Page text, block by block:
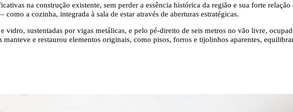
na construção existente, sem perder a essência histórica da região e sua forte
a cozinha, integrada à sala de estar através de aberturas estratégicas.
sustentadas por vigas metálicas, e pelo pé-direito de seis metros no vão livre,
e restaurou elementos originais, como pisos, forros e tijolinhos aparentes,